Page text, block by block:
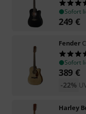
Sofort
249 €
Fender
Sofort
389 €
-22%
Harley